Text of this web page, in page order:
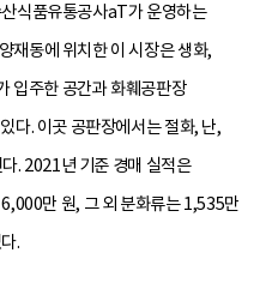
식품유통공사aT가 운영하는
재동에 위치한 이 시장은 생화,
입주한 공간과 화훼공판장
다. 이곳 공판장에서는 절화, 난,
. 2021년 기준 경매 실적은
만 원, 그 외 분화류는 1,535만
.